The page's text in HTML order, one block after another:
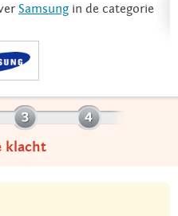
Samsung in de categorie
klacht